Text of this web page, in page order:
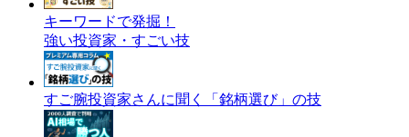
キーワードで発掘！
強い投資家・すごい技
すご腕投資家さんに聞く「銘柄選び」の技